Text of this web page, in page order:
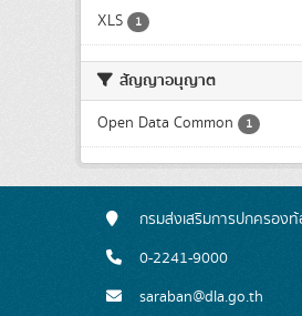
XLS 1
สัญญาอนุญาต
Open Data Common 1
กรมส่งเสริมการปกครอง
0-2241-9000
saraban@dla.go.th